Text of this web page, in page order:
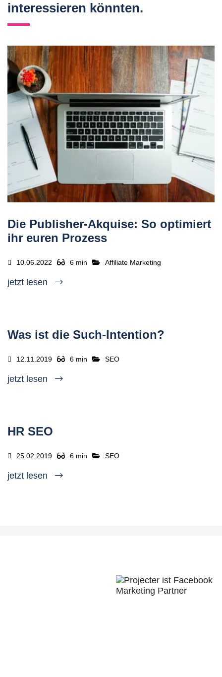
interessieren könnten.
Die Publisher-Akquise: So optimiert
ihr euren Prozess
10.06.2022 6 min Affiliate Marketing
jetzt lesen
Was ist die Such-Intention?
12.11.2019 6 min SEO
jetzt lesen
HR SEO
25.02.2019 6 min SEO
jetzt lesen